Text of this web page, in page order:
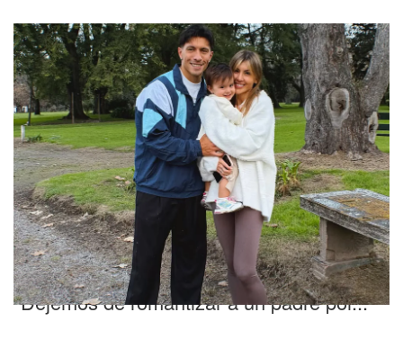
Sin filtro
La reflexión de la pareja de Licha Martínez:
"Dejemos de romantizar a un padre por..."